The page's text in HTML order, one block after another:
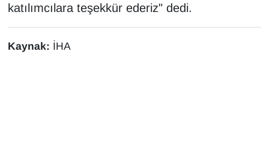
katılımcılara teşekkür ederiz" dedi.
Kaynak: İHA
Vasıta
YAŞAM